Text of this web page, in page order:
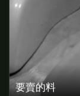
要賣的料